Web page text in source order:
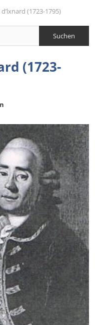
(1723-1795)
(1723-